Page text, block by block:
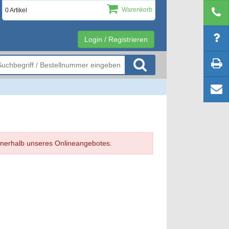
Login / Registrieren
0 Artikel Warenkorb
unseres Onlineangebotes.